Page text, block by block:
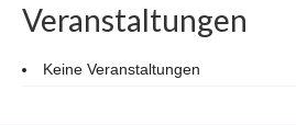
Veranstaltungen
Keine Veranstaltungen